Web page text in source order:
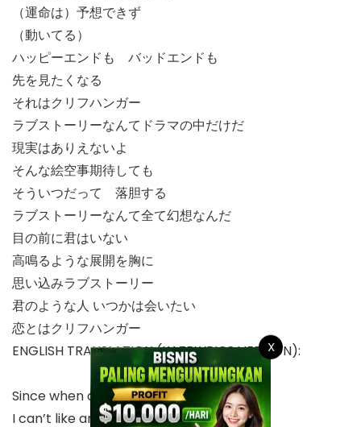
（運命は）予想できず
（動いてる）
ハッピーエンドも バッドエンドも
先を見たくなる
それはクリフハンガー
ラブストーリーなんてドラマの中だけだ
現実はありえないよ
そんな絵空事期待しても
そういつだって 落胆する
ラブストーリーなんて全て幻想なんだ
目の前に君はいない
高鳴るような展開を胸に
思い込みラブストーリー
君のような人 いつかは会いたい
恋とはクリフハンガー
ENGLISH TRANSLATION (KAZELYRICS VERSION):
Since when did I become like this?
I can’t like anyone
X